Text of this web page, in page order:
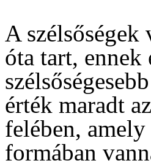
A szélsőségek
óta tart,
érték maradt
felében,
formában